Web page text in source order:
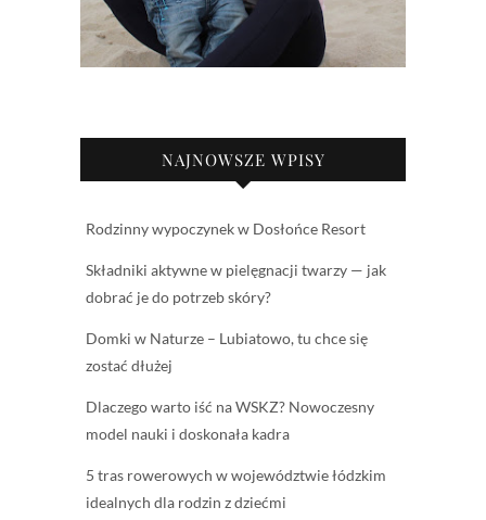
NAJNOWSZE WPISY
Rodzinny wypoczynek w Dosłońce Resort
Składniki aktywne w pielęgnacji twarzy — jak
dobrać je do potrzeb skóry?
Domki w Naturze – Lubiatowo, tu chce się
zostać dłużej
Dlaczego warto iść na WSKZ? Nowoczesny
model nauki i doskonała kadra
5 tras rowerowych w województwie łódzkim
idealnych dla rodzin z dziećmi